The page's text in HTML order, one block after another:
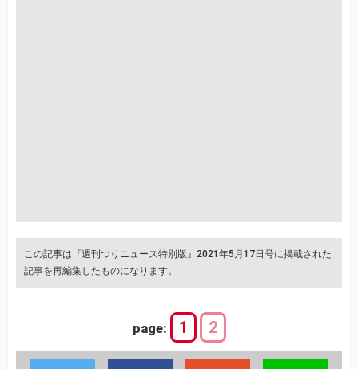
この記事は『週刊つりニュース特別版』2021年5月17日号に掲載された
記事を再編集したものになります。
page: 1 2